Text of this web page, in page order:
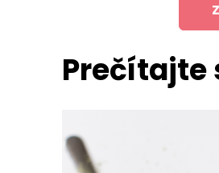
Prečítajte